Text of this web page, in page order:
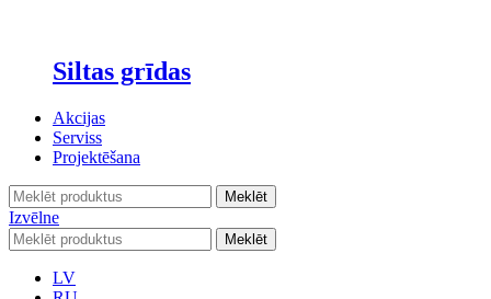
Siltas grīdas
Akcijas
Serviss
Projektēšana
Meklēt
Izvēlne
Meklēt
LV